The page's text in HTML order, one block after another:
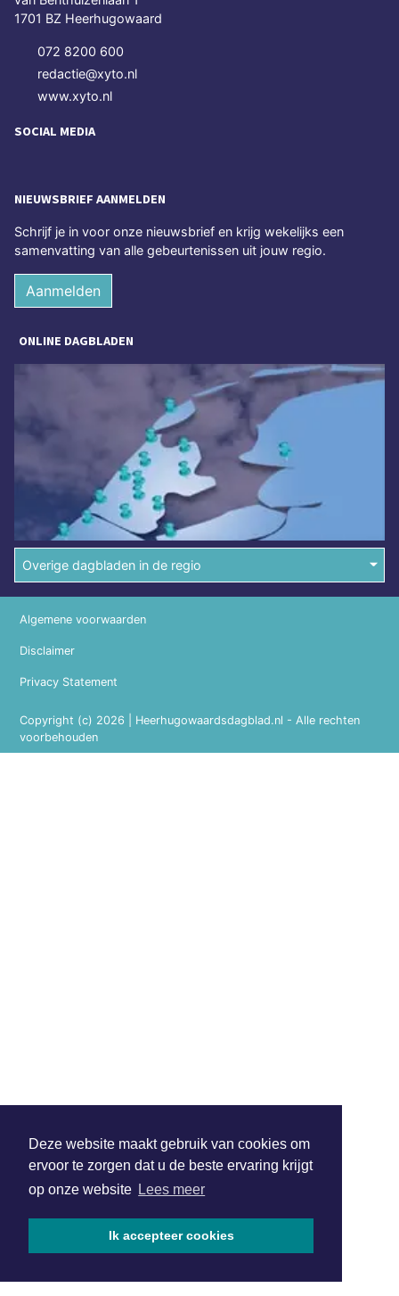
Deze website maakt gebruik van cookies om
ervoor te zorgen dat u de beste ervaring krijgt
op onze website Lees meer
Ik accepteer cookies
1701 BZ Heerhugowaard
072 8200 600
redactie@xyto.nl
www.xyto.nl
SOCIAL MEDIA
NIEUWSBRIEF AANMELDEN
Schrijf je in voor onze nieuwsbrief en krijg wekelijks een
samenvatting van alle gebeurtenissen uit jouw regio.
Aanmelden
ONLINE DAGBLADEN
Overige dagbladen in de regio
Copyright (c) 2026 | Heerhugowaardsdagblad.nl - Alle rechten
voorbehouden
Algemene voorwaarden
Disclaimer
Privacy Statement